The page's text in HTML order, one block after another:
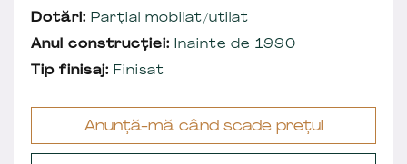
Dotări: Parțial mobilat/utilat
Anul construcției: Inainte de 1990
Tip finisaj: Finisat
Anunță-mă când scade prețul